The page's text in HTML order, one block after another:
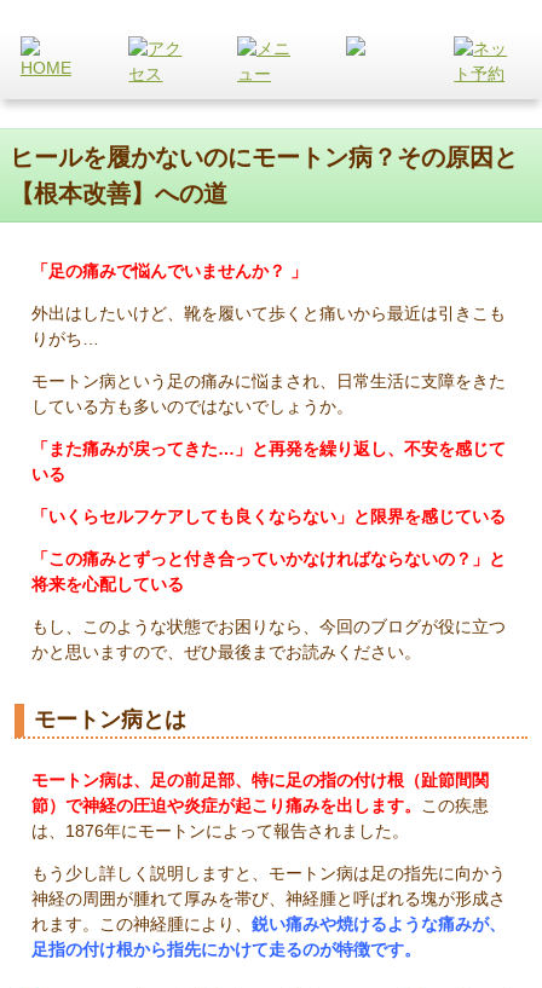
ヒールを履かないのにモートン病？その原因と
【根本改善】への道
「足の痛みで悩んでいませんか？ 」
外出はしたいけど、靴を履いて歩くと痛いから最近は引きこも
りがち…
モートン病という足の痛みに悩まされ、日常生活に支障をきた
している方も多いのではないでしょうか。
「また痛みが戻ってきた…」と再発を繰り返し、不安を感じて
いる
「いくらセルフケアしても良くならない」と限界を感じている
「この痛みとずっと付き合っていかなければならないの？」と
将来を心配している
もし、このような状態でお困りなら、今回のブログが役に立つ
かと思いますので、ぜひ最後までお読みください。
モートン病とは
モートン病は、足の前足部、特に足の指の付け根（趾節間関
節）で神経の圧迫や炎症が起こり痛みを出します。
この疾患
は、 1876年にモートンによって報告されました。
もう少し詳しく説明しますと、モートン病は足の指先に向かう
神経の周囲が腫れて厚みを帯び、神経腫と呼ばれる塊が形成さ
れます。この神経腫により、 鋭い痛みや焼けるような痛みが、
足指の付け根から指先にかけて走るのが特徴です。